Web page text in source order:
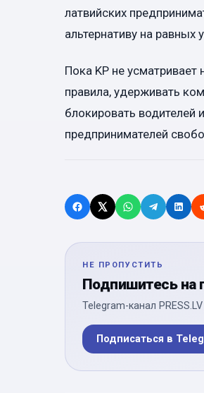
латвийских
альтернативу на
Пока KP не
правила, удерживать
блокировать водителей
предпринимателей
НЕ ПРОПУСТИТЬ
Подпишитесь на
Telegram-канал
Подписаться в